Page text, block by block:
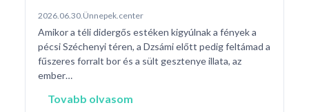
2026.06.30. Ünnepek.center
Amikor a téli didergős estéken kigyúlnak a fények a
pécsi Széchenyi téren, a Dzsámi előtt pedig feltámad a
fűszeres forralt bor és a sült gesztenye illata, az
ember…
Tovabb olvasom